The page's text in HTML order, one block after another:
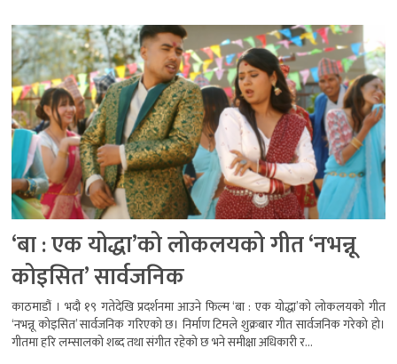
‘बा : एक योद्धा’को लोकलयको गीत ‘नभन्नू
कोइसित’ सार्वजनिक
काठमाडौं । भदौ १९ गतेदेखि प्रदर्शनमा आउने फिल्म ‘बा : एक योद्धा’को लोकलयको गीत
‘नभन्नू कोइसित’ सार्वजनिक गरिएको छ। निर्माण टिमले शुक्रबार गीत सार्वजनिक गरेको हो।
गीतमा हरि लम्सालको शब्द तथा संगीत रहेको छ भने समीक्षा अधिकारी र...